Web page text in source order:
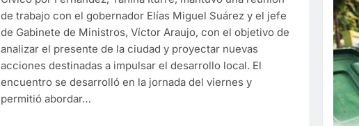
de trabajo con el gobernador Elías Miguel Suárez y el jefe
de Gabinete de Ministros, Víctor Araujo, con el objetivo de
analizar el presente de la ciudad y proyectar nuevas
acciones destinadas a impulsar el desarrollo local. El
encuentro se desarrolló en la jornada del viernes y
permitió abordar…